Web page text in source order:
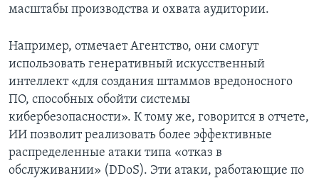
масштабы производства и охвата аудитории.
Например, отмечает Агентство, они смогут
использовать генеративный искусственный
интеллект «для создания штаммов вредоносного
ПО, способных обойти системы
кибербезопасности». К тому же, говорится в отчете,
ИИ позволит реализовать более эффективные
распределенные атаки типа «отказ в
обслуживании» (DDoS). Эти атаки, работающие по